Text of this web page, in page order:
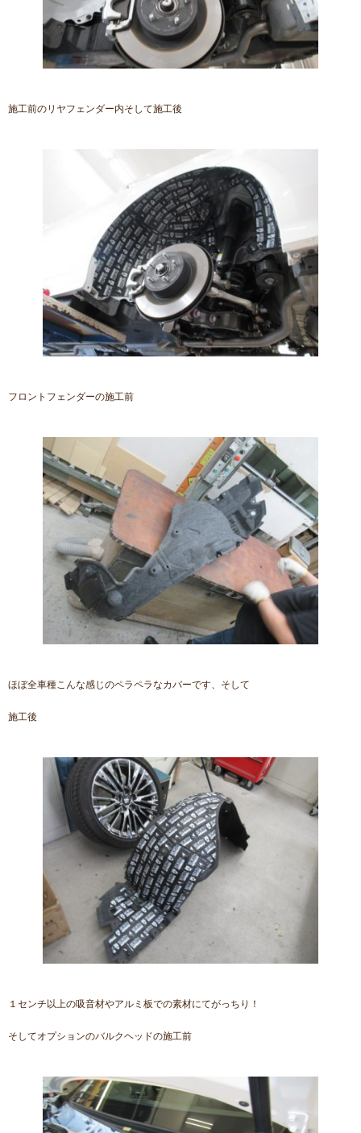
施工前のリヤフェンダー内そして施工後
フロントフェンダーの施工前
ほぼ全車種こんな感じのペラペラなカバーです、そして
施工後
１センチ以上の吸音材やアルミ板での素材にてがっちり！
そしてオプションのバルクヘッドの施工前